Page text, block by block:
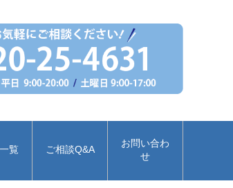
覧 ご相談Q&A
お問い合わ
せ